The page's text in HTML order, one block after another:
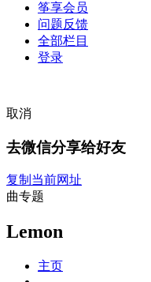
筝享会员
问题反馈
全部栏目
登录
取消
去微信分享给好友
复制当前网址
曲专题
Lemon
主页